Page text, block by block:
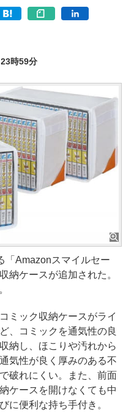
時59分
Amazonスマイルセー
納ケースが追加された。
ミック収納ケースがライ
、コミックを通気性の良
納し、ほこりや汚れから
気性が良く厚みのある不
破れにくい。また、前面
ケースを開けなくても中
に便利な持ち手付き。